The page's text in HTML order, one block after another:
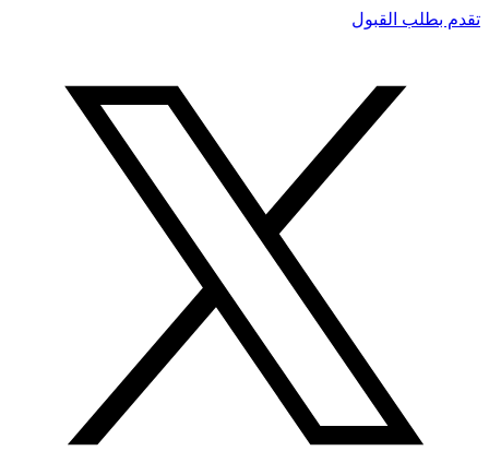
تقدم بطلب القبول